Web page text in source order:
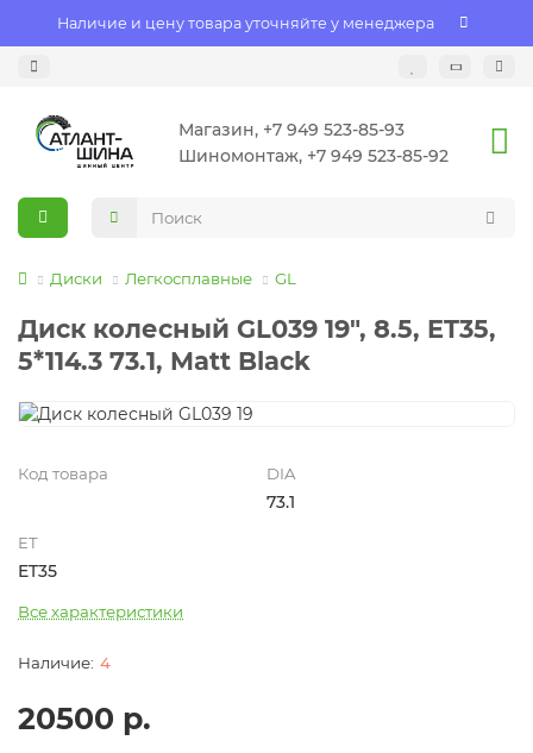
Наличие и цену товара уточняйте у менеджера
Магазин, +7 949 523-85-93
Шиномонтаж, +7 949 523-85-92
Диски Легкосплавные GL
Диск колесный GL039 19", 8.5, ET35,
5*114.3 73.1, Matt Black
Код товара DIA
73.1
ET
ET35
Все характеристики
4
20500 р.